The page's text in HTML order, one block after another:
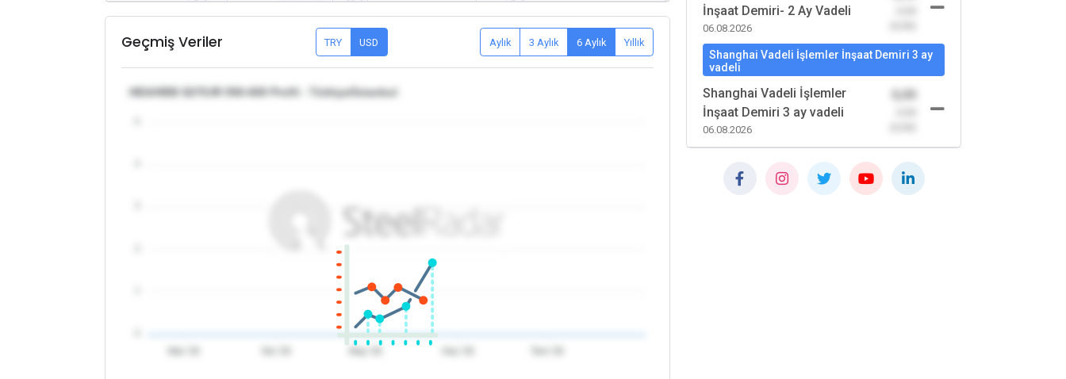
Geçmiş Veriler TRY USD Aylık 3 Aylık 6 Aylık Yıllık
HEA/HEB S275JR 550-600 Profil - Türkiye/İstanbul
İnşaat Demiri- 2 Ay Vadeli
06.08.2026
Shanghai Vadeli İşlemler İnşaat Demiri 3 ay
vadeli
Shanghai Vadeli İşlemler
İnşaat Demiri 3 ay vadeli
06.08.2026